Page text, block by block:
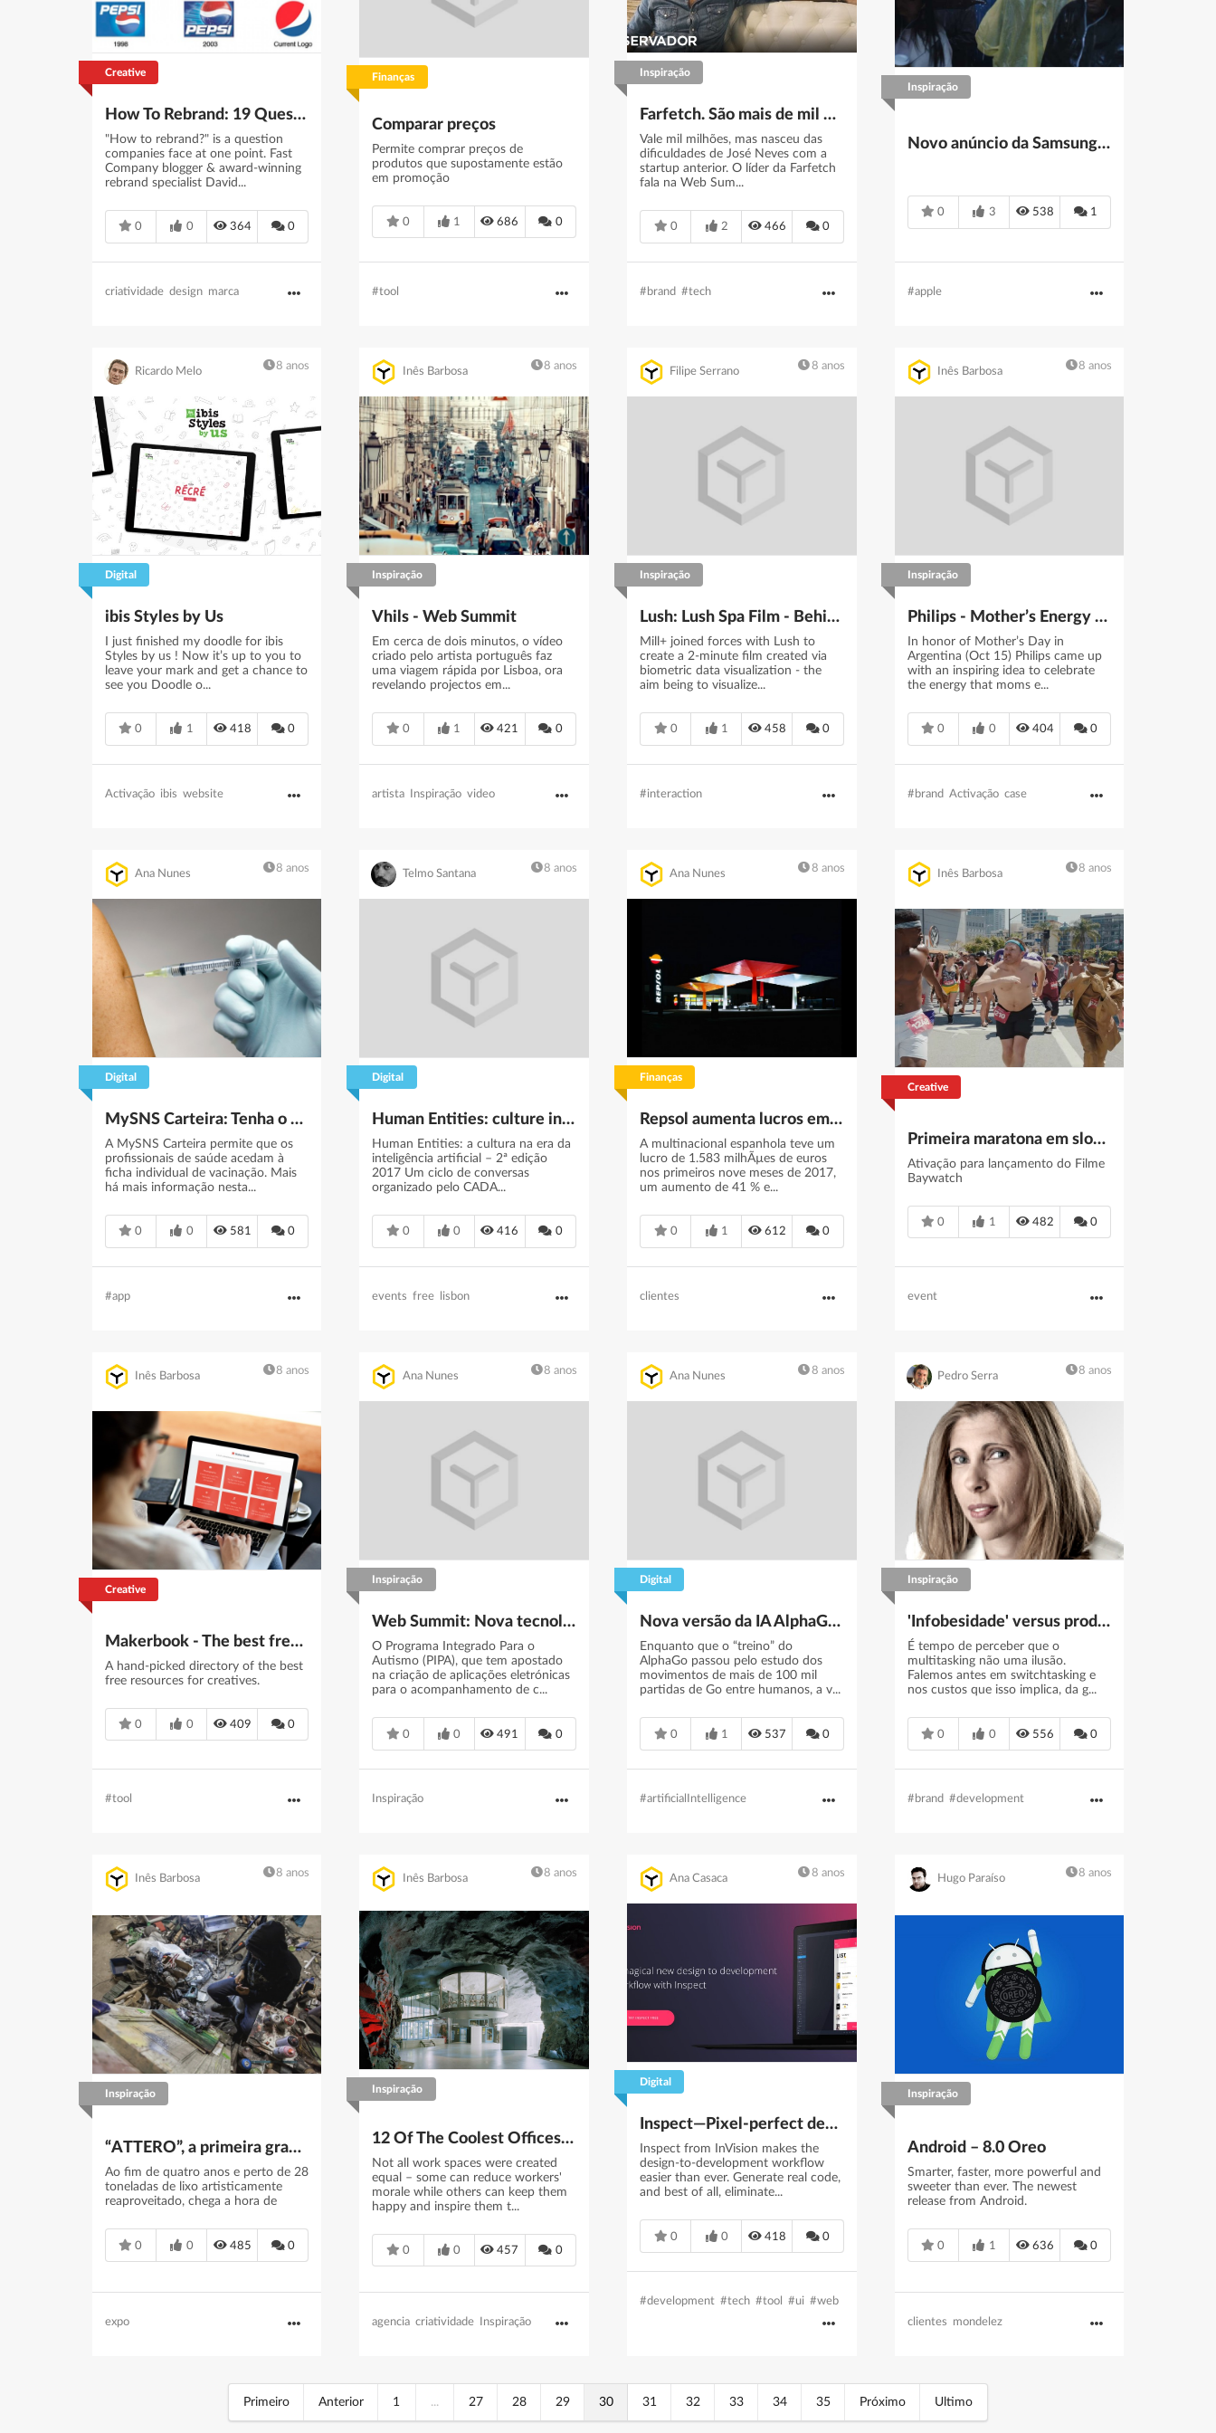
Creative
How To Rebrand: 19 Questions to Ask Before You Start
"How to rebrand?" is a question
companies face at one point. Fast
Company blogger & award-winning
rebrand specialist David...
0 0 364 0
criatividade design marca
Finanças
Comparar preços
Permite comprar preços de
produtos que supostamente estão
em promoção
0 1 686 0
#tool
Inspiração
Farfetch. São mais de mil milhões mas com erros: “É impossi­vel ter sucesso sem falhar”
Vale mil milhões, mas nasceu das
dificuldades de José Neves com a
startup anterior. O lí­der da Farfetch
fala na Web Sum...
0 2 466 0
#brand #tech
Inspiração
Novo anúncio da Samsung é um 'ataque feroz' à Apple
0 3 538 1
#apple
Ricardo Melo 8 anos
Digital
ibis Styles by Us
I just finished my doodle for ibis
Styles by us ! Now it’s up to you to
leave your mark and get a chance to
see you Doodle o...
0 1 418 0
Activação ibis website
Inês Barbosa 8 anos
Inspiração
Vhils - Web Summit
Em cerca de dois minutos, o vídeo
criado pelo artista português faz
uma viagem rápida por Lisboa, ora
revelando projectos em...
0 1 421 0
artista Inspiração video
Filipe Serrano 8 anos
Inspiração
Lush: Lush Spa Film - Behind The Scenes
Mill+ joined forces with Lush to
create a 2-minute film created via
biometric data visualization - the
aim being to visualize...
0 1 458 0
#interaction
Inês Barbosa 8 anos
Inspiração
Philips - Mother’s Energy | BrandActivation
In honor of Mother’s Day in
Argentina (Oct 15) Philips came up
with an inspiring idea to celebrate
the energy that moms e...
0 0 404 0
#brand Activação case
Ana Nunes 8 anos
Digital
MySNS Carteira: Tenha o seu boletim de vacinas no smartphone
A MySNS Carteira permite que os
profissionais de saúde acedam à
ficha individual de vacinação. Mais
há mais informação nesta...
0 0 581 0
#app
Telmo Santana 8 anos
Digital
Human Entities: culture in the age of artificial intelligence – 2nd edition 2017
Human Entities: a cultura na era da
inteligência artificial – 2ª edição
2017 Um ciclo de conversas
organizado pelo CADA...
0 0 416 0
events free lisbon
Ana Nunes 8 anos
Finanças
Repsol aumenta lucros em 41 % para 1,6 milhÃµes de euros
A multinacional espanhola teve um
lucro de 1.583 milhÃµes de euros
nos primeiros nove meses de 2017,
um aumento de 41 % e...
0 1 612 0
clientes
Inês Barbosa 8 anos
Creative
Primeira maratona em slow motion do mundo
Ativação para lançamento do Filme
Baywatch
0 1 482 0
event
Inês Barbosa 8 anos
Creative
Makerbook - The best free resources for creatives.
A hand-picked directory of the best
free resources for creatives.
0 0 409 0
#tool
Ana Nunes 8 anos
Inspiração
Web Summit: Nova tecnologia pode determinar identificação precoce de autismo - SAPO 24
O Programa Integrado Para o
Autismo (PIPA), que tem apostado
na criação de aplicações eletrónicas
para o acompanhamento de c...
0 0 491 0
Inspiração
Ana Nunes 8 anos
Digital
Nova versão da IA AlphaGo aprende sozinha a ganhar - SAPO Tek
Enquanto que o “treino” do
AlphaGo passou pelo estudo dos
movimentos de mais de 100 mil
partidas de Go entre humanos, a v...
0 1 537 0
#artificialIntelligence
Pedro Serra 8 anos
Inspiração
'Infobesidade' versus produtividade
É tempo de perceber que o
multitasking não uma ilusão.
Falemos antes em switchtasking e
nos custos que isso implica, da g...
0 0 556 0
#brand #development
Inês Barbosa 8 anos
Inspiração
“ATTERO”, a primeira grande exposição de Bordallo II
Ao fim de quatro anos e perto de 28
toneladas de lixo artisticamente
reaproveitado, chega a hora de
0 0 485 0
expo
Inês Barbosa 8 anos
Inspiração
12 Of The Coolest Offices In The World
Not all work spaces were created
equal – some can reduce workers'
morale while others can keep them
happy and inspire them t...
0 0 457 0
agencia criatividade Inspiração
Ana Casaca 8 anos
Digital
Inspect—Pixel-perfect design handoffs for your team
Inspect from InVision makes the
design-to-development workflow
easier than ever. Generate real code,
and best of all, eliminate...
0 0 418 0
#development #tech #tool #ui #web
Hugo Paraíso 8 anos
Inspiração
Android – 8.0 Oreo
Smarter, faster, more powerful and
sweeter than ever. The newest
release from Android.
0 1 636 0
clientes mondelez
Primeiro Anterior 1 ... 27 28 29 30 31 32 33 34 35 Próximo Ultimo